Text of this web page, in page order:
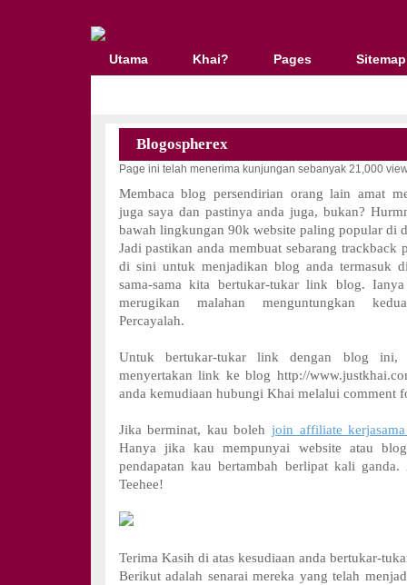
Utama Khai? Pages Sitemap
Blogospherex
Page ini telah menerima kunjungan sebanyak 21,000
Membaca blog persendirian orang lain amat
juga saya dan pastinya anda juga, bukan?
bawah lingkungan 90k website paling popular di
Jadi pastikan anda membuat sebarang trackback
di sini untuk menjadikan blog anda termasuk
sama-sama kita bertukar-tukar link blog.
merugikan malahan menguntungkan
Percayalah.
Untuk bertukar-tukar link dengan blog ini,
menyertakan link ke blog http://
anda kemudiaan hubungi Khai melalui comment
Jika berminat, kau boleh join affiliate
Hanya jika kau mempunyai website atau
pendapatan kau bertambah berlipat kali
Teehee!
Terima Kasih di atas kesudiaan anda bertukar-
Berikut adalah senarai mereka yang telah